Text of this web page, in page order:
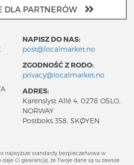
DLA PARTNERÓW
NAPISZ DO NAS:
post@localmarket.no
ZGODNOŚĆ Z RODO:
privacy@localmarket.no
ADRES:
Karenslyst Allé 4, 0278 OSLO,
NORWAY
Postboks 358, SKØYEN
najwyższe standardy bezpieczeństwa w
daje Ci gwarancję, że Twoje dane są tu zawsze